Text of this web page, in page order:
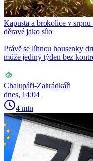
Kapusta a brokolice v
děravé jako síto
Právě se líhnou housenky
může jediný týden bez
Chalupáři-Zahrádkáři
dnes, 14:04
4 min